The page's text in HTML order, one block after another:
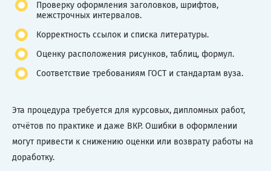
Проверку оформления заголовков, шрифтов,
межстрочных интервалов.
Корректность ссылок и списка литературы.
Оценку расположения рисунков, таблиц, формул.
Соответствие требованиям ГОСТ и стандартам вуза.
Эта процедура требуется для курсовых, дипломных работ,
отчётов по практике и даже ВКР. Ошибки в оформлении
могут привести к снижению оценки или возврату работы на
доработку.